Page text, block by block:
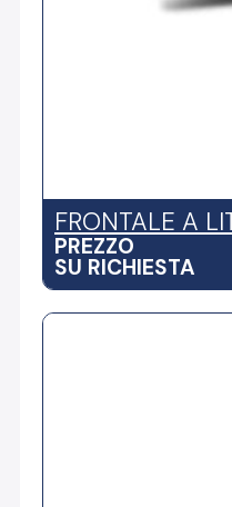
FRONTALE A
PREZZO
SU RICHIESTA